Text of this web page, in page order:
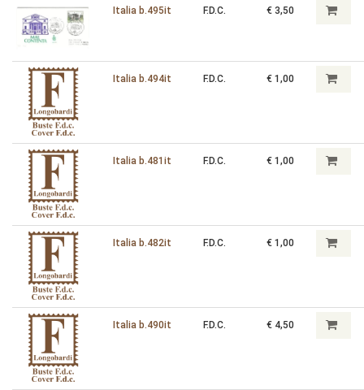
Italia b.495it F.D.C. € 3,50
Italia b.494it F.D.C. € 1,00
Italia b.481it F.D.C. € 1,00
Italia b.482it F.D.C. € 1,00
Italia b.490it F.D.C. € 4,50